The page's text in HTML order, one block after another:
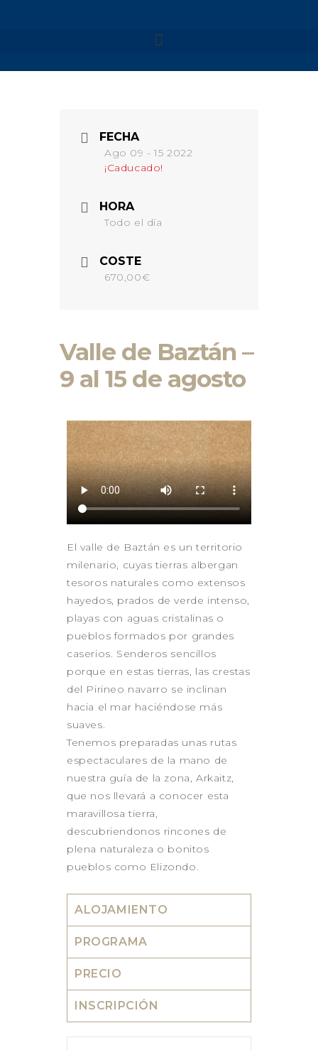
CAVALLS – SEMANA SANTA
GALICIA 2026
GALICIA – RUTA DE LOS
GALICIA – RIAS BAIXAS –
LANZAROTE 2026
LA PUGLIA – ITALIA 2026
CONTACTO
FECHA
Ago 09 - 15 2022
¡Caducado!
HORA
Todo el día
COSTE
670,00€
Valle de Baztán –
9 al 15 de agosto
El valle de Baztán es un territorio
milenario, cuyas tierras albergan
tesoros naturales como extensos
hayedos, prados de verde intenso,
playas con aguas cristalinas o
pueblos formados por grandes
caserios. Senderos sencillos
porque en estas tierras, las crestas
del Pirineo navarro se inclinan
hacia el mar haciéndose más
suaves.
Tenemos preparadas unas rutas
espectaculares de la mano de
nuestra guía de la zona, Arkaitz,
que nos llevará a conocer esta
maravillosa tierra,
descubriendonos rincones de
plena naturaleza o bonitos
pueblos como Elizondo.
ALOJAMIENTO
PROGRAMA
PRECIO
INSCRIPCIÓN